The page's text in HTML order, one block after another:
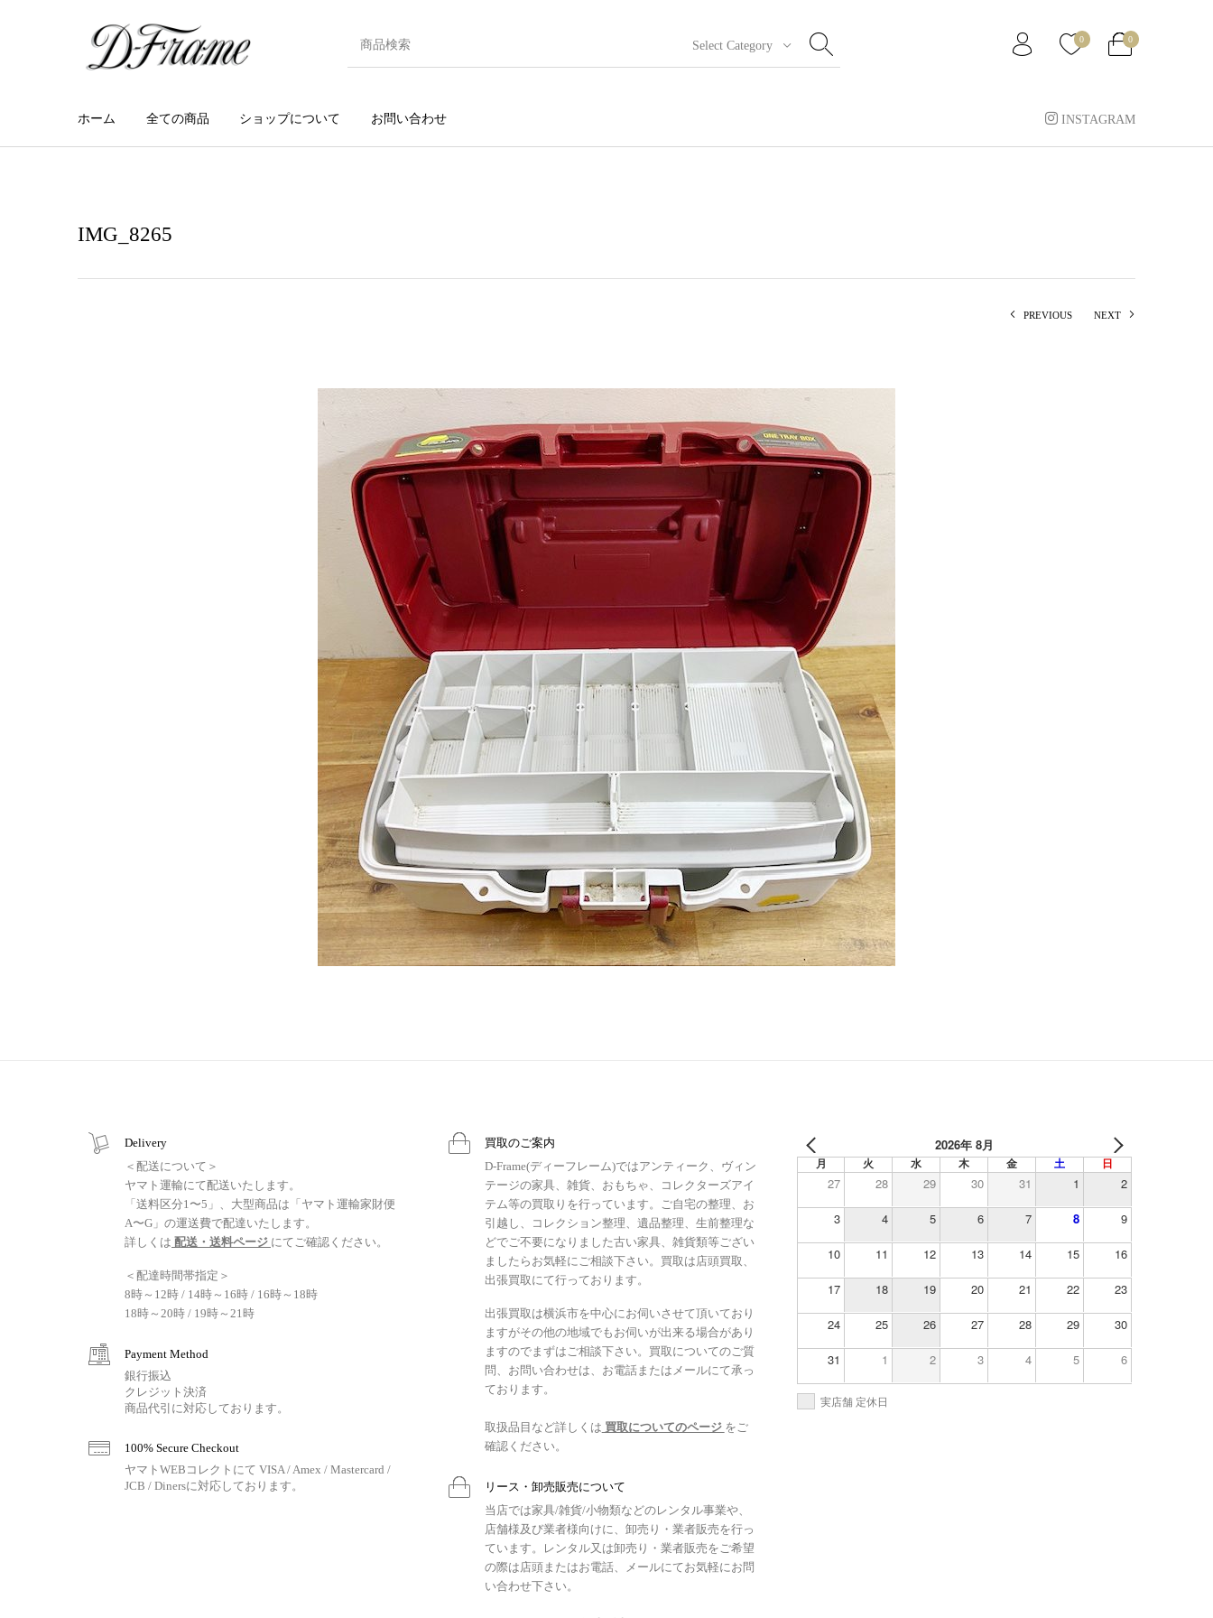
Select Category 0 0
ホーム 全ての商品 ショップについて お問い合わせ INSTAGRAM
IMG_8265
PREVIOUS NEXT
Delivery
＜配送について＞
ヤマト運輸にて配送いたします。
「送料区分1〜5」、大型商品は「ヤマト運輸家財便
A〜G」の運送費で配達いたします。
詳しくは 配送・送料ページ にてご確認ください。
＜配達時間帯指定＞
8時～12時 / 14時～16時 / 16時～18時
18時～20時 / 19時～21時
Payment Method
銀行振込
クレジット決済
商品代引に対応しております。
100% Secure Checkout
ヤマトWEBコレクトにて VISA / Amex / Mastercard /
JCB / Dinersに対応しております。
買取のご案内
D-Frame(ディーフレーム)ではアンティーク、ヴィン
テージの家具、雑貨、おもちゃ、コレクターズアイ
テム等の買取りを行っています。ご自宅の整理、お
引越し、コレクション整理、遺品整理、生前整理な
どでご不要になりました古い家具、雑貨類等ござい
ましたらお気軽にご相談下さい。買取は店頭買取、
出張買取にて行っております。
出張買取は横浜市を中心にお伺いさせて頂いており
ますがその他の地域でもお伺いが出来る場合があり
ますのでまずはご相談下さい。買取についてのご質
問、お問い合わせは、お電話またはメールにて承っ
ております。
取扱品目など詳しくは 買取についてのページ をご
確認ください。
リース・卸売販売について
当店では家具/雑貨/小物類などのレンタル事業や、
店舗様及び業者様向けに、卸売り・業者販売を行っ
ています。レンタル又は卸売り・業者販売をご希望
の際は店頭またはお電話、メールにてお気軽にお問
い合わせ下さい。
2026年 8月
月 火 水 木 金 土 日
27 28 29 30 31 1 2
3 4 5 6 7 8 9
10 11 12 13 14 15 16
17 18 19 20 21 22 23
24 25 26 27 28 29 30
31 1 2 3 4 5 6
実店舗 定休日